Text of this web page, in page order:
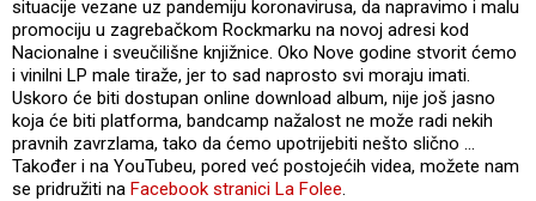
situacije vezane uz pandemiju koronavirusa, da napravimo i malu
promociju u zagrebačkom Rockmarku na novoj adresi kod
Nacionalne i sveučilišne knjižnice. Oko Nove godine stvorit ćemo
i vinilni LP male tiraže, jer to sad naprosto svi moraju imati.
Uskoro će biti dostupan online download album, nije još jasno
koja će biti platforma, bandcamp nažalost ne može radi nekih
pravnih zavrzlama, tako da ćemo upotrijebiti nešto slično ...
Također i na YouTubeu, pored već postojećih videa, možete nam
se pridružiti na Facebook stranici La Folee.